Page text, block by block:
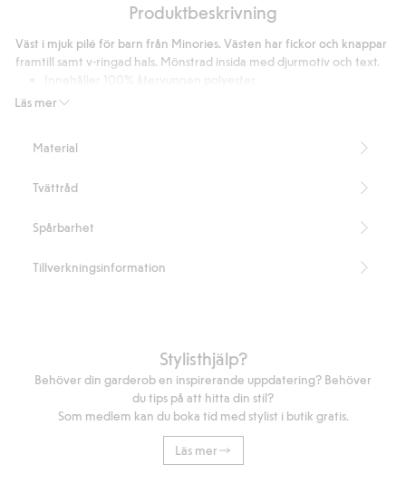
12
betyg
Produktbeskrivning
Läs mer
Väst i mjuk pilé för barn från Minories. Västen har fickor och knappar
framtill samt v-ringad hals. Mönstrad insida med djurmotiv och text.
Artikelnummer
Material
Tvättråd
Spårbarhet
Tillverkningsinformation
Stylisthjälp?
Behöver din garderob en inspirerande uppdatering? Behöver
du tips på att hitta din stil?
Som medlem kan du boka tid med stylist i butik gratis.
Läs mer